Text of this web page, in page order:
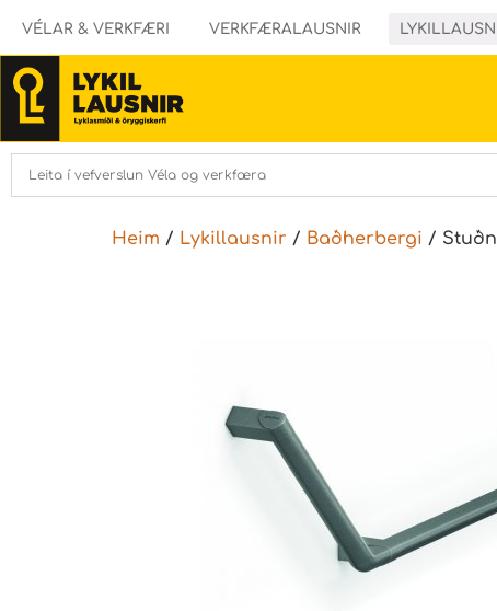
VÉLAR & VERKFÆRI VERKFÆRALAUSNIR
Heim / Lykillausnir / Baðherbergi /